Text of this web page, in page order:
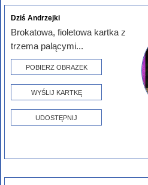
Dziś Andrzejki
Brokatowa, fioletowa kartka z
trzema palącymi...
POBIERZ OBRAZEK
WYŚLIJ KARTKĘ
UDOSTĘPNIJ